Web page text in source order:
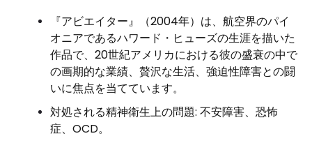
『アビエイター』（2004年）は、航空界のパイ
オニアであるハワード・ヒューズの生涯を描いた
作品で、20世紀アメリカにおける彼の盛衰の中で
の画期的な業績、贅沢な生活、強迫性障害との闘
いに焦点を当てています。
対処される精神衛生上の問題: 不安障害、恐怖
症、OCD。